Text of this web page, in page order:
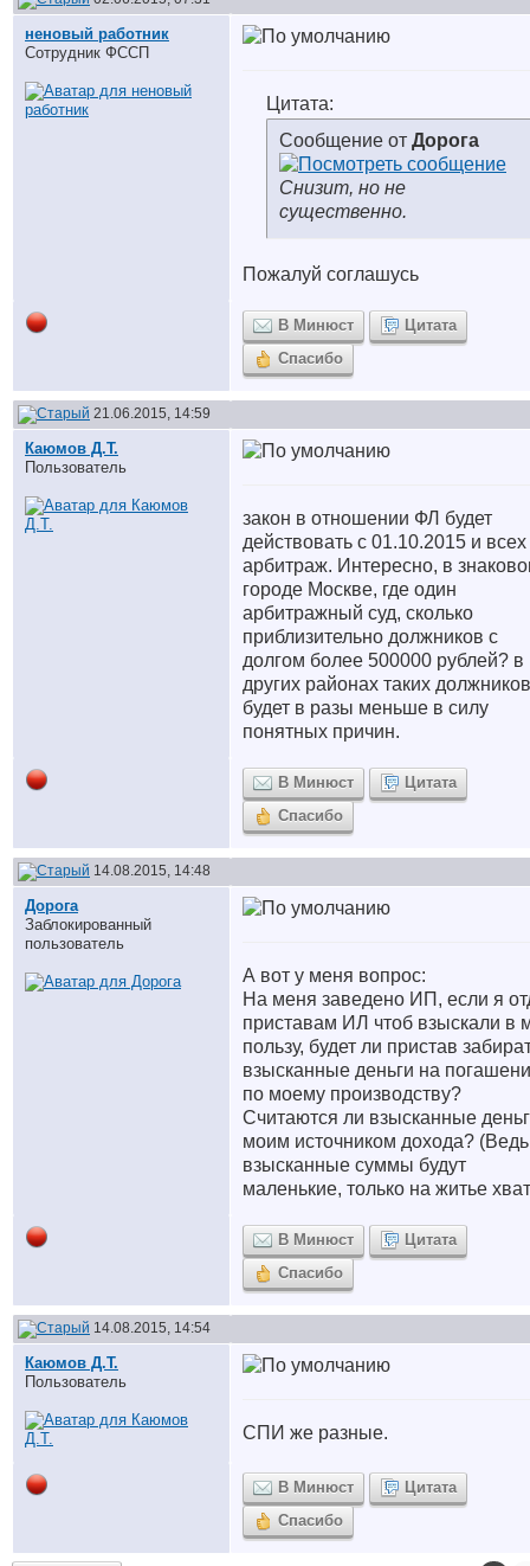
неновый работник
Сотрудник ФССП
Цитата:
Сообщение от Дорога
Снизит, но не
существенно.
Пожалуй соглашусь
В Минюст
Цитата
Спасибо
21.06.2015, 14:59
Каюмов Д.Т.
Пользователь
закон в отношении ФЛ будет
действовать с 01.10.2015 и всех
арбитраж. Интересно, в
городе Москве, где один
арбитражный суд, сколько
приблизительно должников с
долгом более 500000 рублей? в
других районах таких должников
будет в разы меньше в силу
понятных причин.
В Минюст
Цитата
Спасибо
14.08.2015, 14:48
Дорога
Заблокированный
пользователь
А вот у меня вопрос:
На меня заведено ИП, если я
приставам ИЛ чтоб взыскали в
пользу, будет ли пристав
взысканные деньги на
по моему производству?
Считаются ли взысканные
моим источником дохода? (Ведь
взысканные суммы будут
маленькие, только на житье
В Минюст
Цитата
Спасибо
14.08.2015, 14:54
Каюмов Д.Т.
Пользователь
СПИ же разные.
В Минюст
Цитата
Спасибо